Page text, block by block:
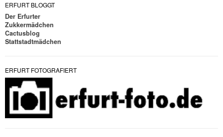
ERFURT BLOGGT
Der Erfurter
Zukkermädchen
Cactusblog
Stattstadtmädchen
ERFURT FOTOGRAFIERT